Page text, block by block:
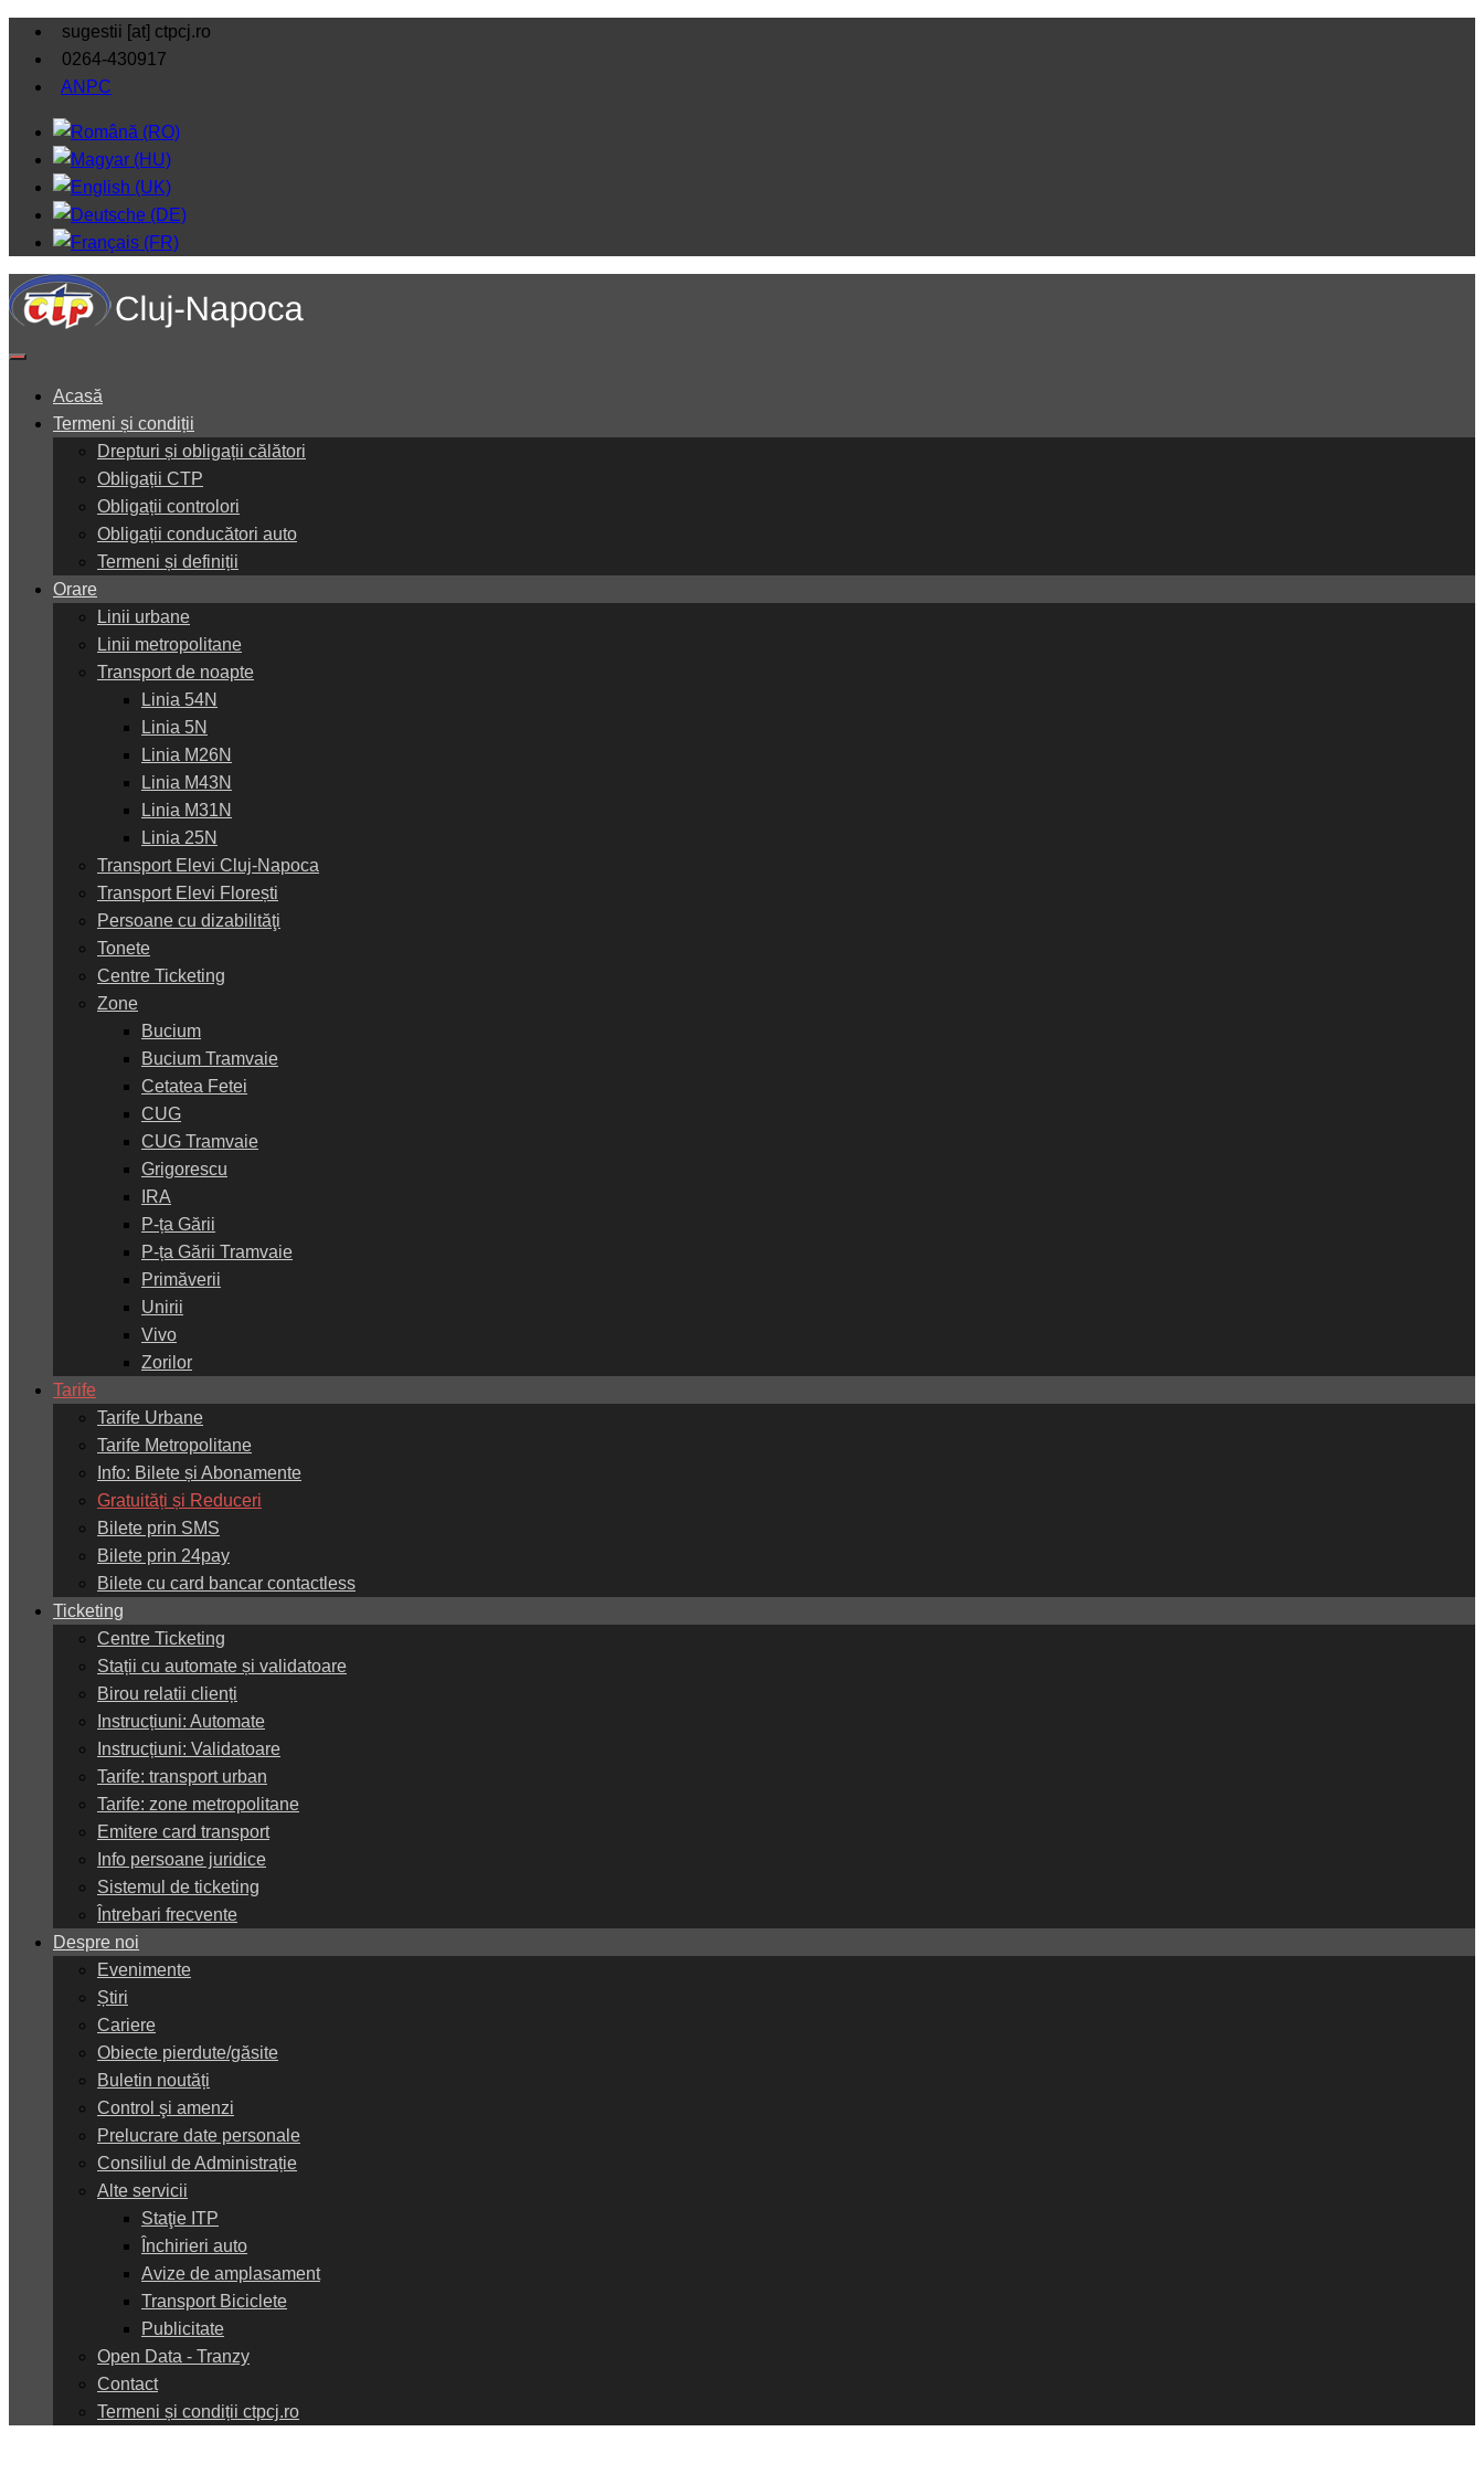
sugestii [at] ctpcj.ro
0264-430917
ANPC
Acasă
Termeni și condiții
Drepturi și obligații călători
Obligații CTP
Obligații controlori
Obligații conducători auto
Termeni și definiții
Orare
Linii urbane
Linii metropolitane
Transport de noapte
Linia 54N
Linia 5N
Linia M26N
Linia M43N
Linia M31N
Linia 25N
Transport Elevi Cluj-Napoca
Transport Elevi Florești
Persoane cu dizabilităţi
Tonete
Centre Ticketing
Zone
Bucium
Bucium Tramvaie
Cetatea Fetei
CUG
CUG Tramvaie
Grigorescu
IRA
P-ța Gării
P-ța Gării Tramvaie
Primăverii
Unirii
Vivo
Zorilor
Tarife
Tarife Urbane
Tarife Metropolitane
Info: Bilete și Abonamente
Gratuități și Reduceri
Bilete prin SMS
Bilete prin 24pay
Bilete cu card bancar contactless
Ticketing
Centre Ticketing
Stații cu automate și validatoare
Birou relatii clienți
Instrucțiuni: Automate
Instrucțiuni: Validatoare
Tarife: transport urban
Tarife: zone metropolitane
Emitere card transport
Info persoane juridice
Sistemul de ticketing
Întrebari frecvente
Despre noi
Evenimente
Știri
Cariere
Obiecte pierdute/găsite
Buletin noutăți
Control şi amenzi
Prelucrare date personale
Consiliul de Administrație
Alte servicii
Staţie ITP
Închirieri auto
Avize de amplasament
Transport Biciclete
Publicitate
Open Data - Tranzy
Contact
Termeni și condiții ctpcj.ro